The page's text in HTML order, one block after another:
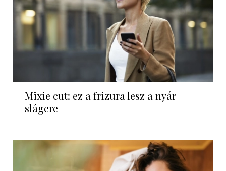
Mixie cut: ez a frizura lesz a nyár
slágere